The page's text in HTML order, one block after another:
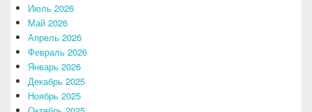
Июль 2026
Май 2026
Апрель 2026
Февраль 2026
Январь 2026
Декабрь 2025
Ноябрь 2025